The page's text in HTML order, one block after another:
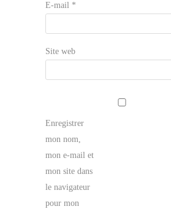
E-mail *
Site web
Enregistrer
mon nom,
mon e-mail et
mon site dans
le navigateur
pour mon